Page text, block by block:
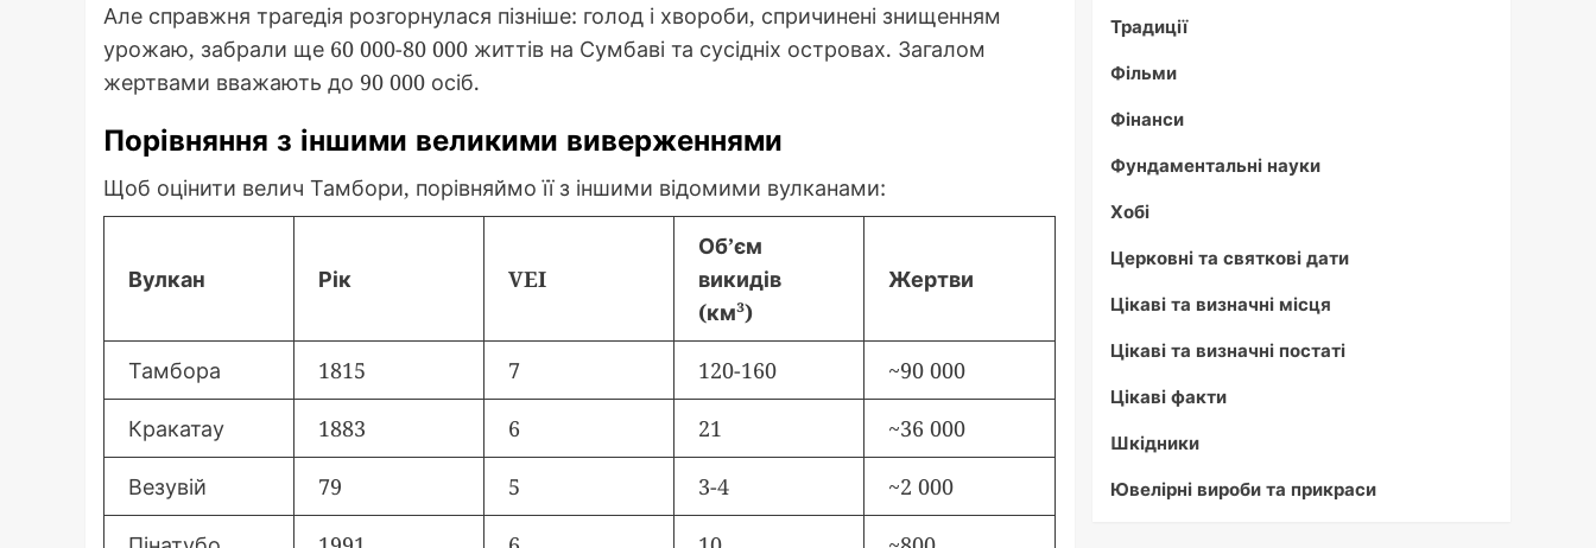
Але справжня трагедія розгорнулася пізніше: голод і хвороби, спричинені знищенням
урожаю, забрали ще 60 000-80 000 життів на Сумбаві та сусідніх островах. Загалом
жертвами вважають до 90 000 осіб.
Порівняння з іншими великими виверженнями
Щоб оцінити велич Тамбори, порівняймо її з іншими відомими вулканами:
Вулкан Рік VEI
Об’єм
викидів
(км³)
Жертви
Тамбора 1815 7 120-160 ~90 000
Кракатау 1883 6 21 ~36 000
Везувій 79 5 3-4 ~2 000
Традиції
Фільми
Фінанси
Фундаментальні науки
Хобі
Церковні та святкові дати
Цікаві та визначні місця
Цікаві та визначні постаті
Цікаві факти
Шкідники
Ювелірні вироби та прикраси